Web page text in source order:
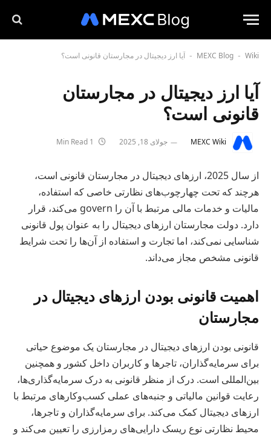
MEXC Blog - Wiki
- آیا ارز دیجیتال در مجارستان قانونی است؟
آیا ارز دیجیتال در مجارستان
قانونی است؟
MEXC Wiki جولای 18, 2025
از سال 2025، ارزهای دیجیتال در مجارستان قانونی است،
هرچند که تحت چهارچوب‌های نظارتی خاصی که استفاده،
مالیات و خدمات مالی مرتبط با آن را govern می‌کند، قرار
دارد. دولت مجارستان ارزهای دیجیتال را به عنوان پول قانونی
شناسایی نمی‌کند، اما تجارت و استفاده از آن‌ها را تحت شرایط
قانونی مشخص مجاز می‌داند.
اهمیت قانونی بودن ارزهای دیجیتال در
مجارستان
قانونی بودن ارزهای دیجیتال در مجارستان یک موضوع حیاتی
برای سرمایه‌گذاران، تاجرها و کاربران داخل کشور و همچنین
بین‌المللی است. درک از منظر قانونی به درک سرمایه‌گذاری‌ها،
رعایت قوانین مالیاتی و جنبه‌های عملی کسب‌وکارهای مرتبط با
ارزهای دیجیتال کمک می‌کند. برای سرمایه‌گذاران و تاجرها،
محیط نظارتی نوع ریسک دارایی‌های رمزارزی را تعیین می‌کند و